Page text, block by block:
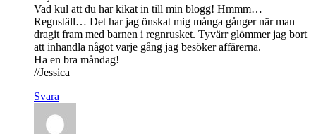
Vad kul att du har kikat in till min blogg! Hmmm…
Regnställ… Det har jag önskat mig många gånger när man
dragit fram med barnen i regnrusket. Tyvärr glömmer jag bort
att inhandla något varje gång jag besöker affärerna.
Ha en bra måndag!
//Jessica
Svara